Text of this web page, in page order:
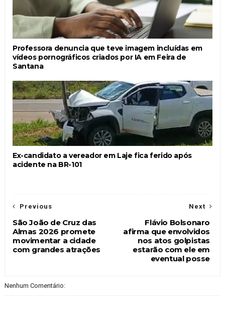
Professora denuncia que teve imagem incluídas em
vídeos pornográficos criados por IA em Feira de
Santana
Ex-candidato a vereador em Laje fica ferido após
acidente na BR-101
Next
Flávio Bolsonaro
afirma que envolvidos
nos atos golpistas
estarão com ele em
eventual posse
Previous
São João de Cruz das
Almas 2026 promete
movimentar a cidade
com grandes atrações
Nenhum Comentário: